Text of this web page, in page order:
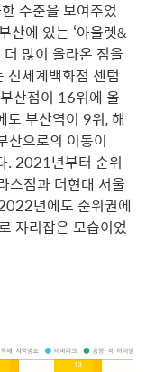
수준을 보여주었
산에 있는 ‘아울렛&
많이 올라온 점을
세계백화점 센텀
산점이 16위에 올
도 부산역이 9위, 해
산으로의 이동이
. 2021년부터 순위
스점과 더현대 서울
년에도 순위권에
자리잡은 모습이었